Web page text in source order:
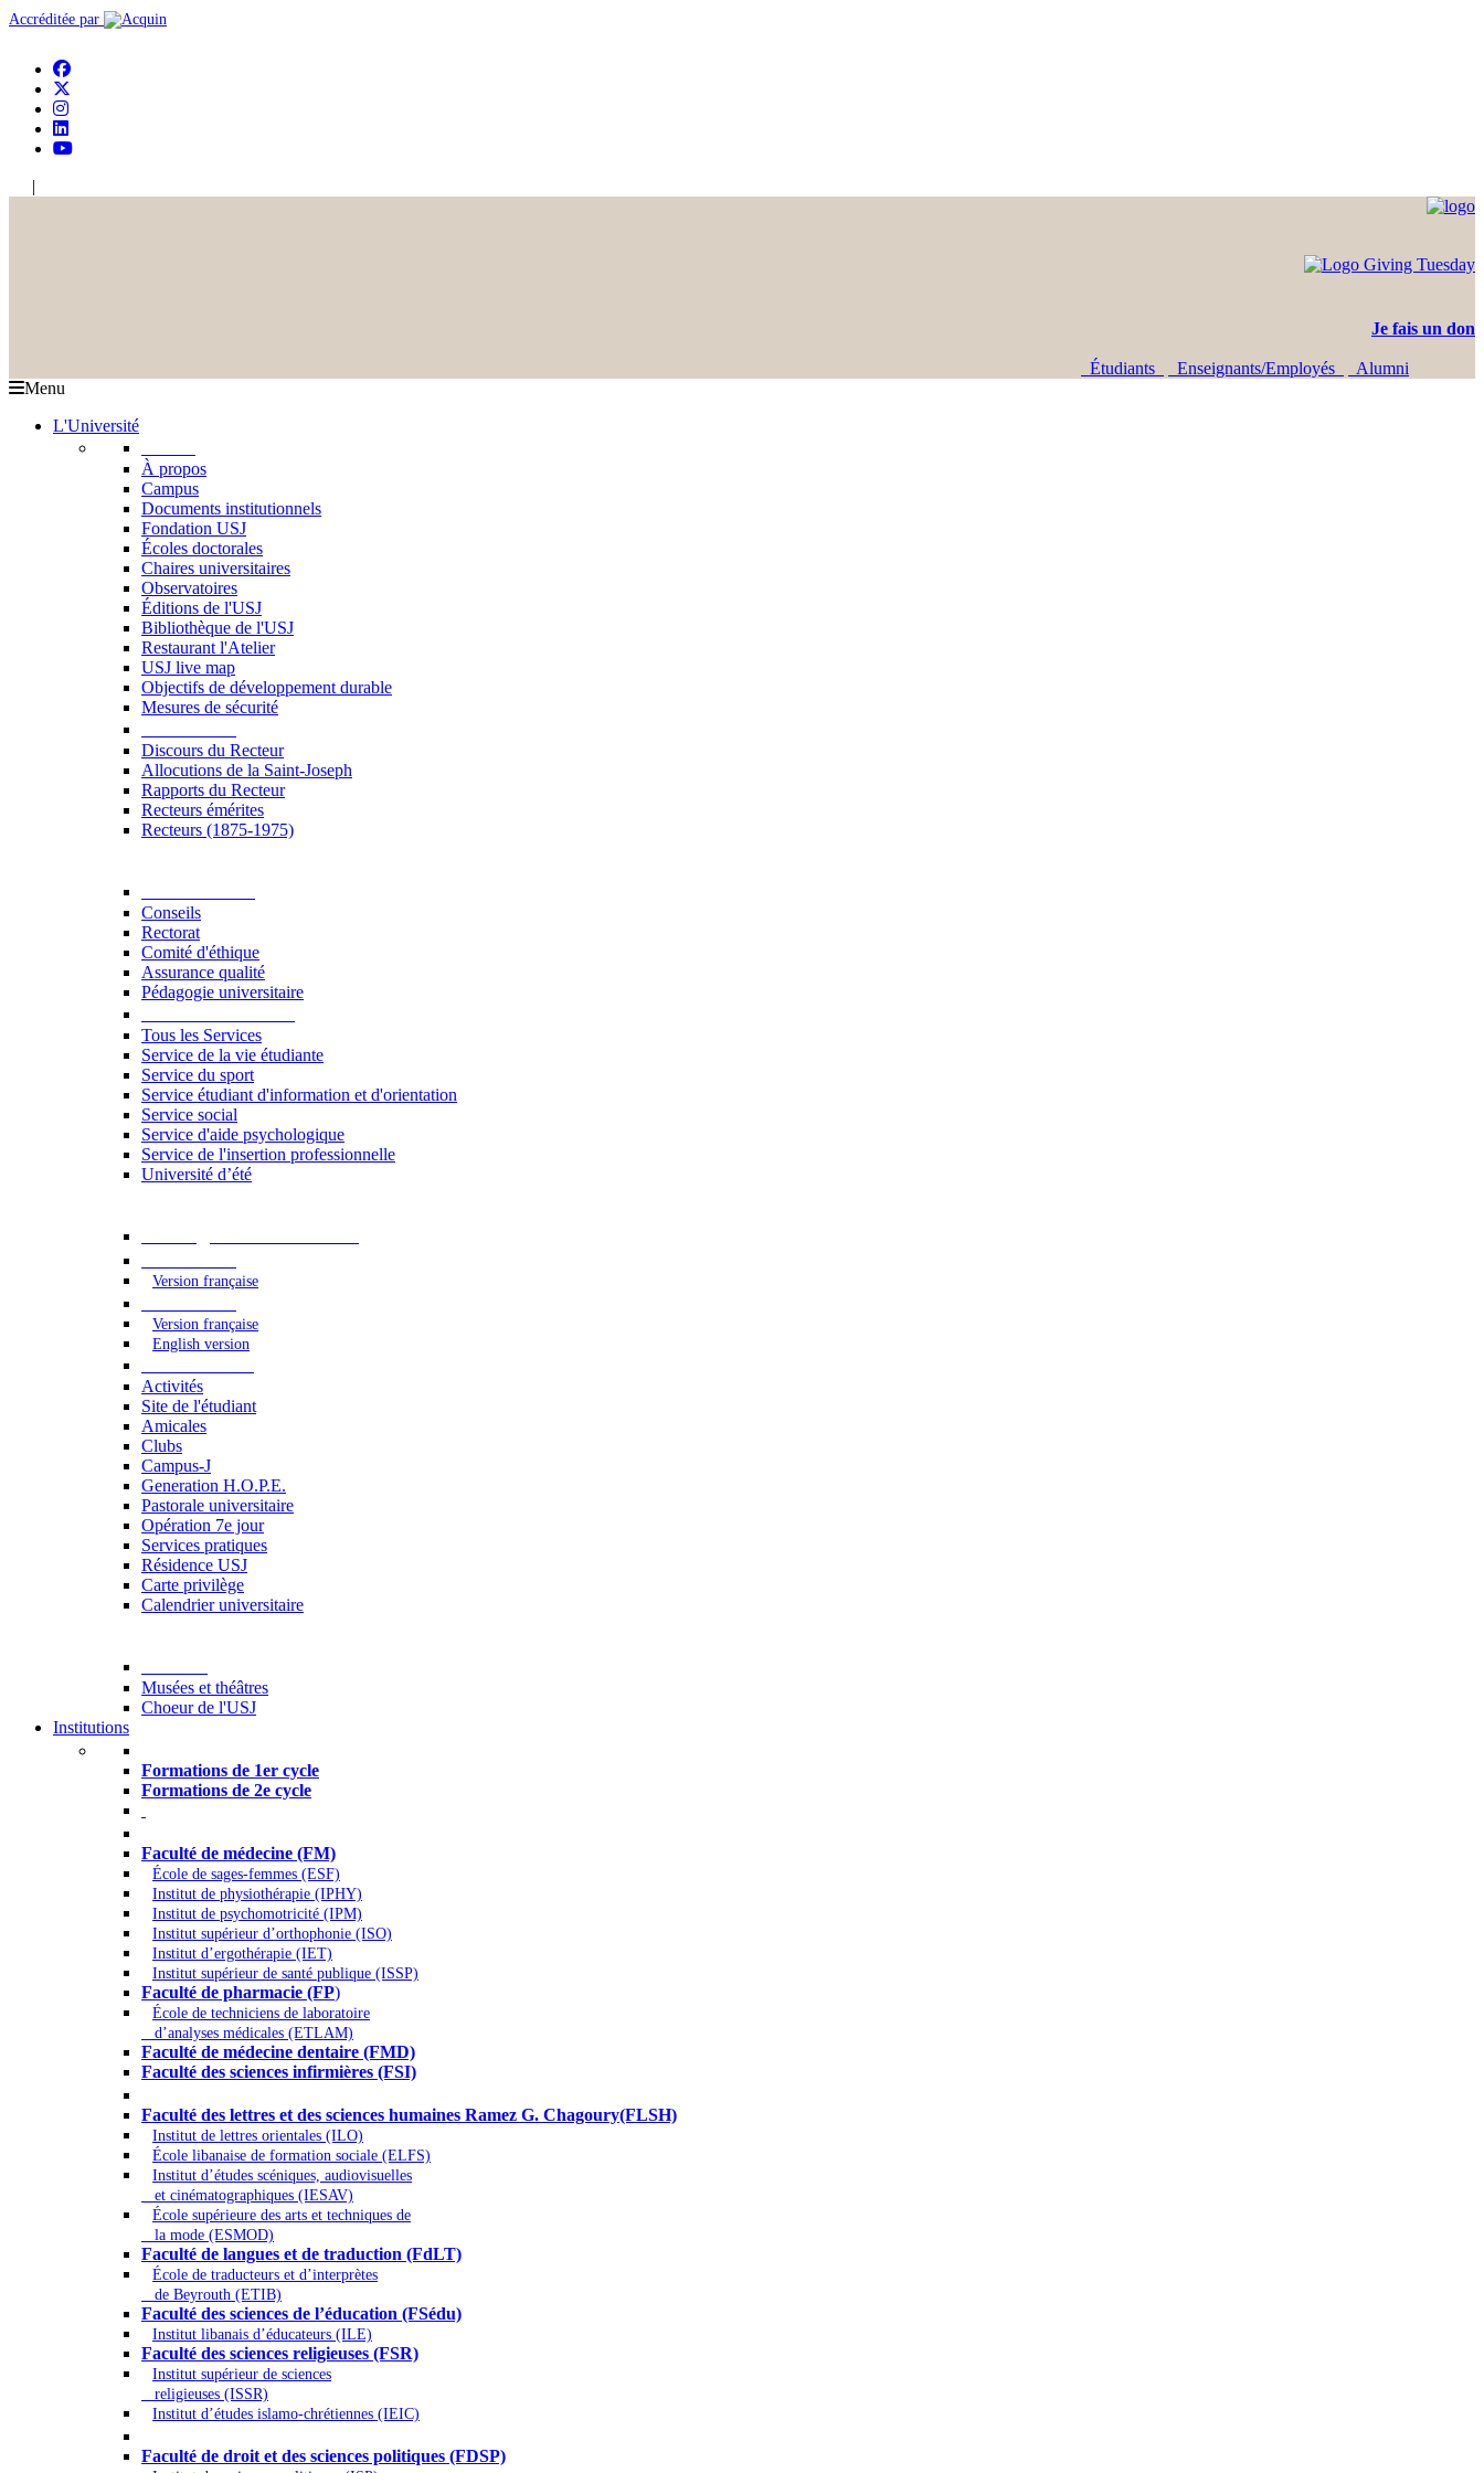
Accréditée par
|
Je fais un don
Étudiants Enseignants/Employés
Alumni
Menu
L'Université
À propos
Campus
Documents institutionnels
Fondation USJ
Écoles doctorales
Chaires universitaires
Observatoires
Éditions de l'USJ
Bibliothèque de l'USJ
Restaurant l'Atelier
USJ live map
Objectifs de développement durable
Mesures de sécurité
Discours du Recteur
Allocutions de la Saint-Joseph
Rapports du Recteur
Recteurs émérites
Recteurs (1875-1975)
Conseils
Rectorat
Comité d'éthique
Assurance qualité
Pédagogie universitaire
Tous les Services
Service de la vie étudiante
Service du sport
Service étudiant d'information et d'orientation
Service social
Service d'aide psychologique
Service de l'insertion professionnelle
Université d’été
Version française
Version française
English version
Activités
Site de l'étudiant
Amicales
Clubs
Campus-J
Generation H.O.P.E.
Pastorale universitaire
Opération 7e jour
Services pratiques
Résidence USJ
Carte privilège
Calendrier universitaire
Musées et théâtres
Choeur de l'USJ
Institutions
Formations de 1er cycle
Formations de 2e cycle
Faculté de médecine (FM)
École de sages-femmes (ESF)
Institut de physiothérapie (IPHY)
Institut de psychomotricité (IPM)
Institut supérieur d’orthophonie (ISO)
Institut d’ergothérapie (IET)
Institut supérieur de santé publique (ISSP)
Faculté de pharmacie (FP)
École de techniciens de laboratoire
d’analyses médicales (ETLAM)
Faculté de médecine dentaire (FMD)
Faculté des sciences infirmières (FSI)
Faculté des lettres et des sciences humaines Ramez G. Chagoury(FLSH)
Institut de lettres orientales (ILO)
École libanaise de formation sociale (ELFS)
Institut d’études scéniques, audiovisuelles
et cinématographiques (IESAV)
École supérieure des arts et techniques de
la mode (ESMOD)
Faculté de langues et de traduction (FdLT)
École de traducteurs et d’interprètes
de Beyrouth (ETIB)
Faculté des sciences de l’éducation (FSédu)
Institut libanais d’éducateurs (ILE)
Faculté des sciences religieuses (FSR)
Institut supérieur de sciences
religieuses (ISSR)
Institut d’études islamo-chrétiennes (IEIC)
Faculté de droit et des sciences politiques (FDSP)